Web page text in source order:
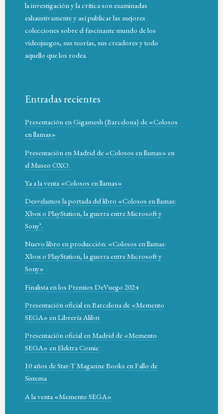
la investigación y la crítica son examinadas
exhaustivamente y así publicar las mejores
colecciones sobre el fascinante mundo de los
videojuegos, sus teorías, sus creadores y todo
aquello que los rodea.
Entradas recientes
Presentación en Gigamesh (Barcelona) de «Colosos
en llamas»
Presentación en Madrid de «Colosos en llamas» en
el Museo OXO.
Ya a la venta «Colosos en llamas»
Desvelamos la portada del libro «Colosos en llamas:
Xbox o PlayStation, la guerra entre Microsoft y
Sony’.
Nuevo libro en producción: «Colosos en llamas:
Xbox o PlayStation, la guerra entre Microsoft y
Sony»
Finalista en los Premios DeVuego 2024
Presentación oficial en Barcelona de «Memento
SEGA» en Librería Alibri
Presentación oficial en Madrid de «Memento
SEGA» en Elektra Comic
10 años de Star-T Magazine Books en Fallo de
Sistema
A la venta «Memento SEGA»